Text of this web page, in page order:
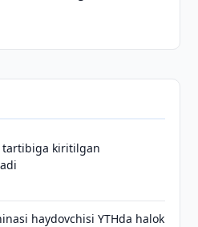
tartibiga kiritilgan
haydovchisi YTHda halok